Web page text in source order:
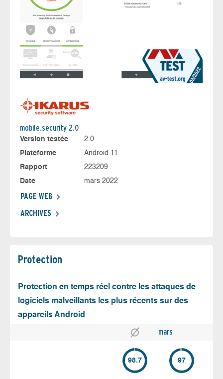
mobile.security 2.0
Version testée
2.0
Plateforme
Android 11
Rapport
223209
Date
mars 2022
PAGE WEB
ARCHIVES
Protection
Protection en temps réel contre les attaques de
logiciels malveillants les plus récents sur des
appareils Android
mars
98.7 97